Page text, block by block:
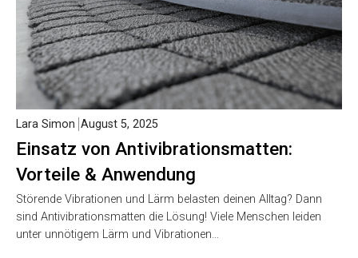
Einsatz von Antivibrationsmatten:
Vorteile & Anwendung
Lara Simon August 5, 2025
Störende Vibrationen und Lärm belasten deinen Alltag? Dann
sind Antivibrationsmatten die Lösung! Viele Menschen leiden
unter unnötigem Lärm und Vibrationen…